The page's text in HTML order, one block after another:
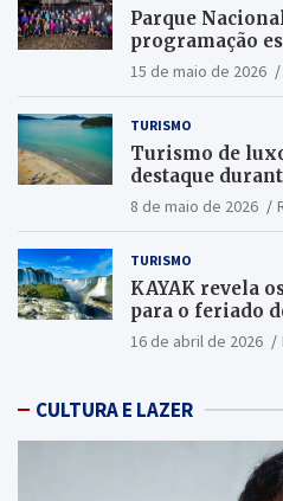
Parque
programação
15 de maio de 2026
TURISMO
Turismo de
destaque
2026
8 de maio de 2026
TURISMO
KAYAK revela
para o feriado
16 de abril de 2026
CULTURA E LAZER